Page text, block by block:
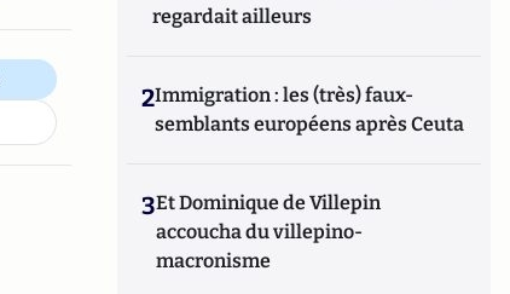
regardait ailleurs
2Immigration : les (très) faux-
semblants européens après Ceuta
3Et Dominique de Villepin
accoucha du villepino-
macronisme